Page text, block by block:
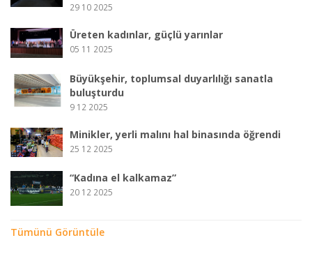
29 10 2025
Üreten kadınlar, güçlü yarınlar
05 11 2025
Büyükşehir, toplumsal duyarlılığı sanatla
buluşturdu
9 12 2025
Minikler, yerli malını hal binasında öğrendi
25 12 2025
“Kadına el kalkamaz”
20 12 2025
Tümünü Görüntüle